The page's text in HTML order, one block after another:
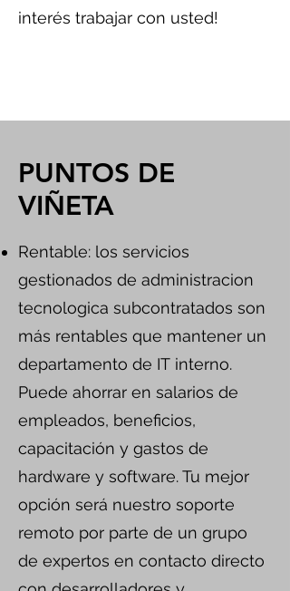
interés trabajar con usted!
PUNTOS DE
VIÑETA
Rentable: los servicios
gestionados de administracion
tecnologica subcontratados son
más rentables que mantener un
departamento de IT interno.
Puede ahorrar en salarios de
empleados, beneficios,
capacitación y gastos de
hardware y software. Tu mejor
opción será nuestro soporte
remoto por parte de un grupo
de expertos en contacto directo